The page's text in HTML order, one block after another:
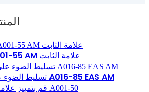
تسليط الضوء على A001-55 AM علامة الثابت
تسليط الضوء على علامة قلم رصاص A016-85 EAS AM